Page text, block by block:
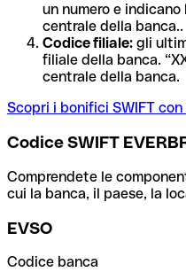
un numero e
centrale della banca..
Codice filiale: gli
filiale della banca.
centrale della banca.
Scopri i bonifici SWIFT
Codice SWIFT
Comprendete le
cui la banca, il paese, la
EVSO
Codice banca